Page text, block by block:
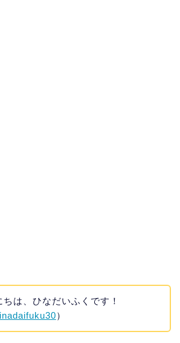
ちは、ひなだいふくです！
）